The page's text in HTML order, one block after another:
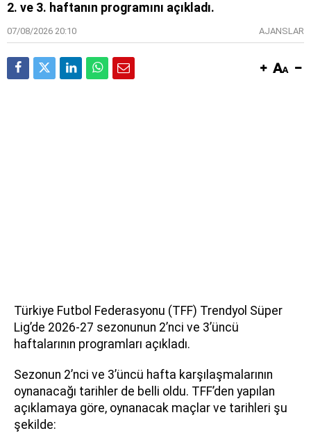
2. ve 3. haftanın programını açıkladı.
07/08/2026 20:10 AJANSLAR
Türkiye Futbol Federasyonu (TFF) Trendyol Süper
Lig’de 2026-27 sezonunun 2’nci ve 3’üncü
haftalarının programları açıkladı.
Sezonun 2’nci ve 3’üncü hafta karşılaşmalarının
oynanacağı tarihler de belli oldu. TFF’den yapılan
açıklamaya göre, oynanacak maçlar ve tarihleri şu
şekilde: